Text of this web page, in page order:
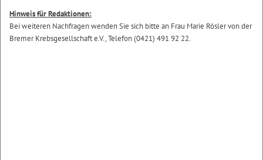
Hinweis für Redaktionen:
Bei weiteren Nachfragen wenden Sie sich bitte an Frau Marie Rösler von der
Bremer Krebsgesellschaft e.V., Telefon (0421) 491 92 22.